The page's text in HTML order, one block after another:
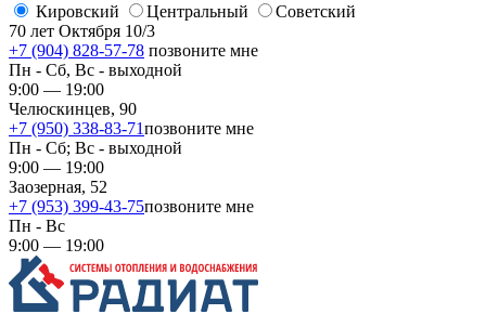
Кировский
​Центральный
​Советский
70 лет Октября 10/3
+7 (904) 828-57-78 позвоните мне
Пн - Сб, Вс - выходной
9:00 — 19:00
Челюскинцев, 90
+7 (950) 338-83-71позвоните мне
Пн - Сб; Вс - выходной
9:00 — 19:00
Заозерная, 52
+7 (953) 399-43-75позвоните мне
Пн - Вс
9:00 — 19:00